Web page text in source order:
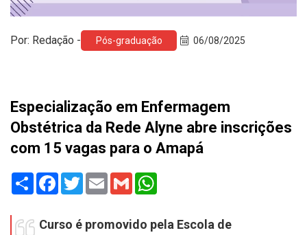
Por: Redação - Pós-graduação 06/08/2025
Especialização em Enfermagem
Obstétrica da Rede Alyne abre inscrições
com 15 vagas para o Amapá
Share Facebook
TwitterEmail Gmail
Curso é promovido pela Escola de